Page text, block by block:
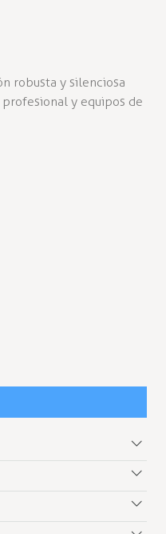
robusta y silenciosa
y equipos de